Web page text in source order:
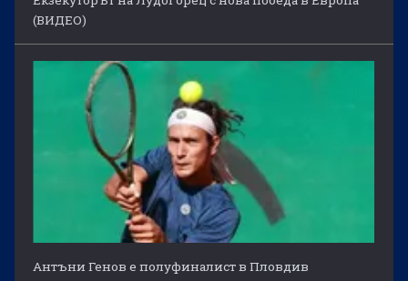
(ВИДЕО)
Антъни Генов е полуфиналист в Пловдив